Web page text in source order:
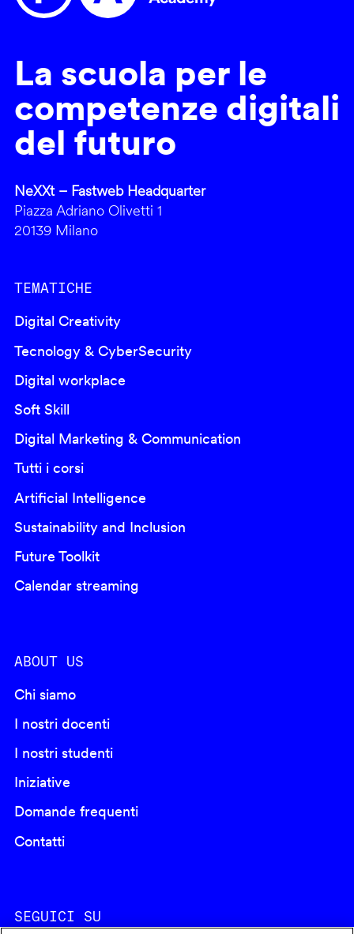
La scuola per le
competenze digitali
del futuro
NeXXt – Fastweb Headquarter
Piazza Adriano Olivetti 1
20139 Milano
TEMATICHE
Digital Creativity
Tecnology & CyberSecurity
Digital workplace
Soft Skill
Digital Marketing & Communication
Tutti i corsi
Artificial Intelligence
Sustainability and Inclusion
Future Toolkit
Calendar streaming
ABOUT US
Chi siamo
I nostri docenti
I nostri studenti
Iniziative
Domande frequenti
Contatti
SEGUICI SU